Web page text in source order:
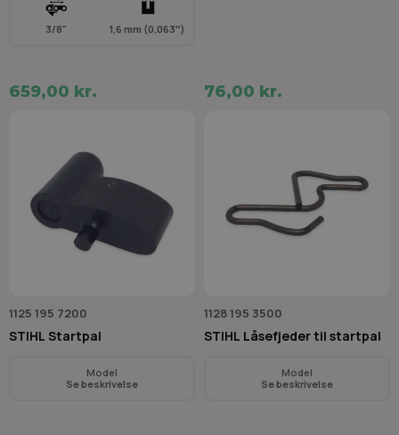
3/8" 1,6 mm (0,063″)
659,00 kr. 76,00 kr.
1125 195 7200
STIHL Startpal
Model
Se beskrivelse
1128 195 3500
STIHL Låsefjeder til startpal
Model
Se beskrivelse